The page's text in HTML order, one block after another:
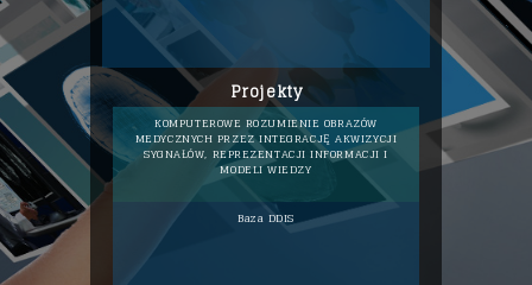
Projekty
KOMPUTEROWE ROZUMIENIE OBRAZÓW
MEDYCZNYCH PRZEZ INTEGRACJĘ AKWIZYCJI
SYGNAŁÓW, REPREZENTACJI INFORMACJI I
MODELI WIEDZY
Baza DDIS